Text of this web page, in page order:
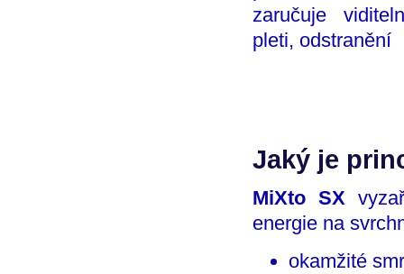
zaručuje
pleti, odstranění
Jaký je
MiXto SX
energie na
okamžité